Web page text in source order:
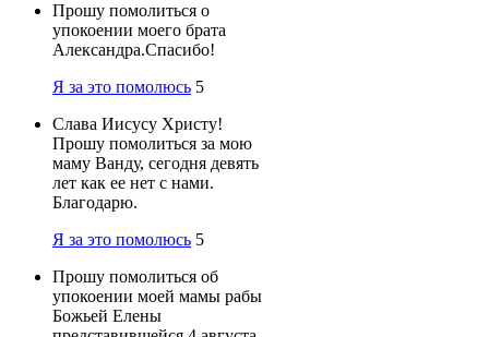
Прошу помолиться о
упокоении моего брата
Александра.Cпасибо!
Я за это помолюсь 5
Слава Иисусу Христу!
Прошу помолиться за мою
маму Ванду, сегодня девять
лет как ее нет с нами.
Благодарю.
Я за это помолюсь 5
Прошу помолиться об
упокоении моей мамы рабы
Божьей Елены